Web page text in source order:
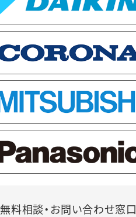
無料相談・お問い合わせ窓口